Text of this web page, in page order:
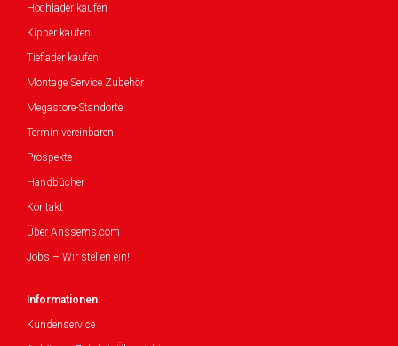
Hochlader kaufen
Kipper kaufen
Tieflader kaufen
Montage Service Zubehör
Megastore-Standorte
Termin vereinbaren
Prospekte
Handbücher
Kontakt
Über Anssems.com
Jobs – Wir stellen ein!
Informationen:
Kundenservice